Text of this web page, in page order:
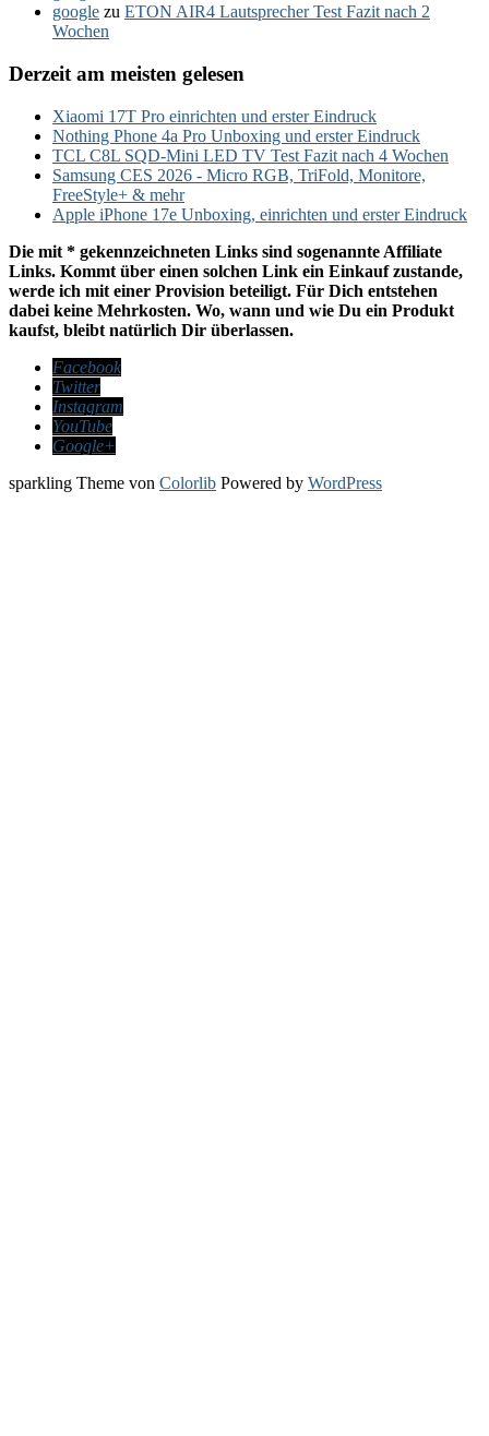
google zu ETON AIR4 Lautsprecher Test Fazit nach 2
Wochen
Derzeit am meisten gelesen
Xiaomi 17T Pro einrichten und erster Eindruck
Nothing Phone 4a Pro Unboxing und erster Eindruck
TCL C8L SQD-Mini LED TV Test Fazit nach 4 Wochen
Samsung CES 2026 - Micro RGB, TriFold, Monitore,
FreeStyle+ & mehr
Apple iPhone 17e Unboxing, einrichten und erster Eindruck
Die mit * gekennzeichneten Links sind sogenannte Affiliate
Links. Kommt über einen solchen Link ein Einkauf zustande,
werde ich mit einer Provision beteiligt. Für Dich entstehen
dabei keine Mehrkosten. Wo, wann und wie Du ein Produkt
kaufst, bleibt natürlich Dir überlassen.
Facebook
Twitter
Instagram
YouTube
Google+
sparkling Theme von Colorlib Powered by WordPress